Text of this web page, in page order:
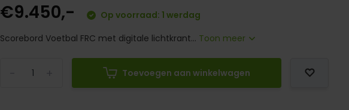
€9.450,-
Op voorraad: 1 werdag
Scorebord Voetbal FRC met digitale lichtkrant... Toon meer
Toevoegen aan winkelwagen